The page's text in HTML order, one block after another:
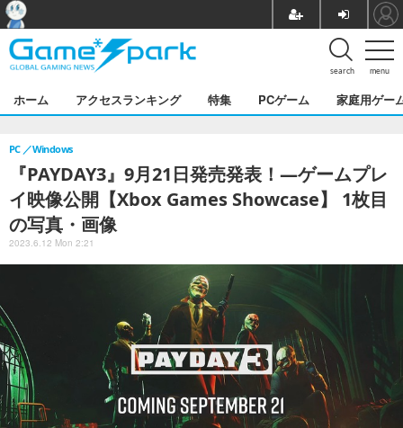
menu
search
ホーム アクセスランキング 特集 PCゲーム 家庭用ゲー
『PAYDAY3』9月21日発売発表！―ゲームプレ
イ映像公開【Xbox Games Showcase】 1枚目
の写真・画像
PC Windows
2023.6.12 Mon 2:21